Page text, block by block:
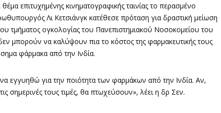
επιτυχημένης κινηματογραφικής ταινίας το περασμένο
Λι Κετσιάνγκ κατέθεσε πρόταση για δραστική μείωση
τμήματος ογκολογίας του Πανεπιστημιακού Νοσοκομείου του
μπορούν να καλύψουν πια το κόστος της φαρμακευτικής τους
φάρμακα από την Ινδία.
για την ποιότητα των φαρμάκων από την Ινδία. Αν,
σημερινές τους τιμές, θα πτωχεύσουν», λέει η δρ Σεν.